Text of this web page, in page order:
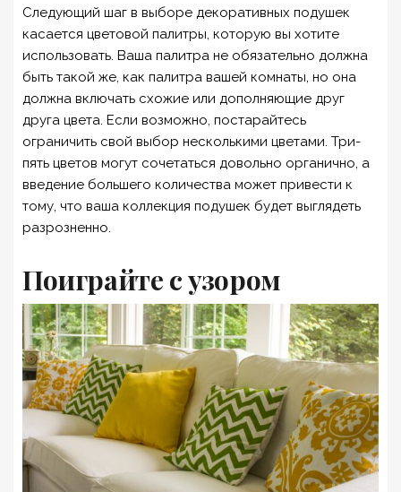
Следующий шаг в выборе декоративных подушек
касается цветовой палитры, которую вы хотите
использовать. Ваша палитра не обязательно должна
быть такой же, как палитра вашей комнаты, но она
должна включать схожие или дополняющие друг
друга цвета. Если возможно, постарайтесь
ограничить свой выбор несколькими цветами. Три-
пять цветов могут сочетаться довольно органично, а
введение большего количества может привести к
тому, что ваша коллекция подушек будет выглядеть
разрозненно.
Поиграйте с узором